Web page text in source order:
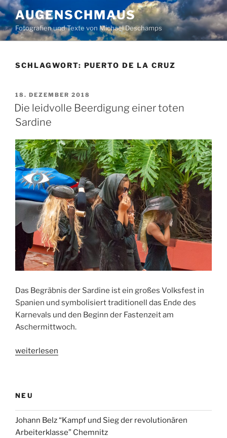
Zum
Inhalt
springen
AUGENSCHMAUS
Fotografien und Texte von Michael Deschamps
SCHLAGWORT: PUERTO DE LA CRUZ
VERÖFFENTLICHT
AM
18. DEZEMBER 2018
Die leidvolle Beerdigung einer toten
Sardine
Das Begräbnis der Sardine ist ein großes Volksfest in
Spanien und symbolisiert traditionell das Ende des
Karnevals und den Beginn der Fastenzeit am
Aschermittwoch.
„Die
toten
Sardine“
weiterlesen
NEU
Johann Belz “Kampf und Sieg der revolutionären
Arbeiterklasse” Chemnitz